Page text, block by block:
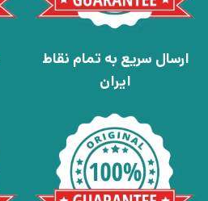
ارسال سریع به تمام نقاط
ایران